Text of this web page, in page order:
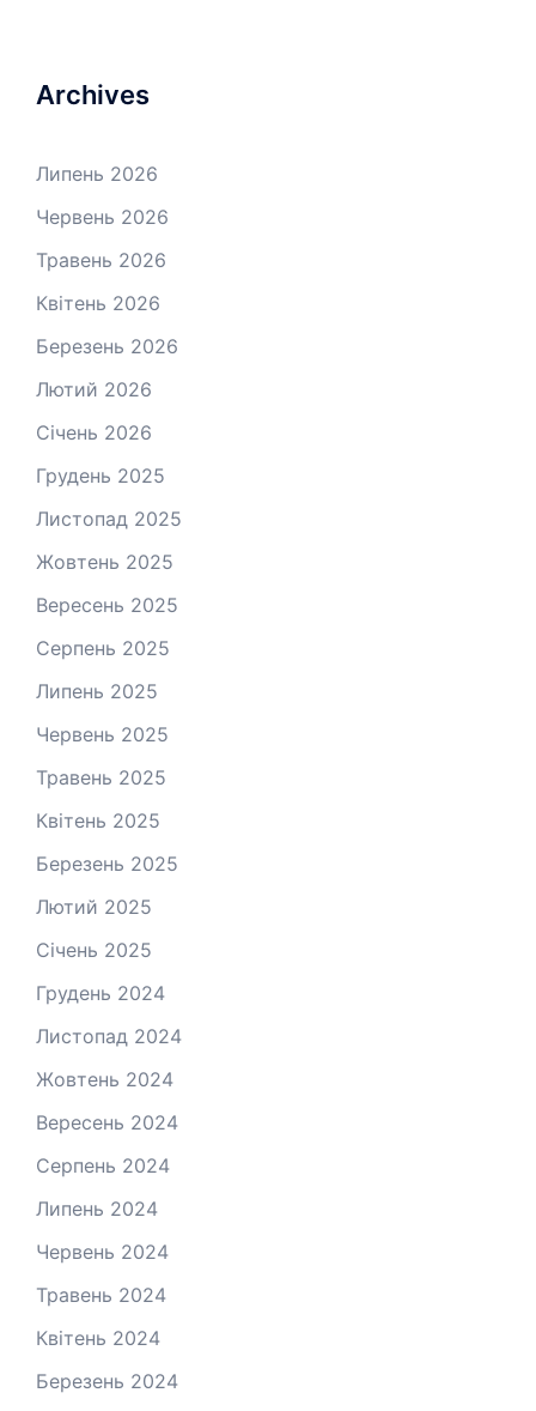
Archives
Липень 2026
Червень 2026
Травень 2026
Квітень 2026
Березень 2026
Лютий 2026
Січень 2026
Грудень 2025
Листопад 2025
Жовтень 2025
Вересень 2025
Серпень 2025
Липень 2025
Червень 2025
Травень 2025
Квітень 2025
Березень 2025
Лютий 2025
Січень 2025
Грудень 2024
Листопад 2024
Жовтень 2024
Вересень 2024
Серпень 2024
Липень 2024
Червень 2024
Травень 2024
Квітень 2024
Березень 2024